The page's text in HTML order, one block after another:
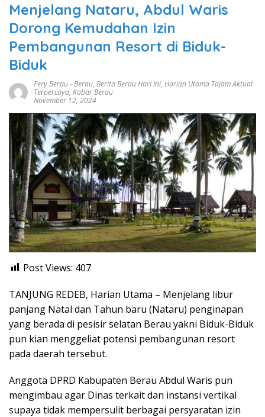
Menjelang Nataru, Abdul Waris
Dorong Kemudahan Izin
Pembangunan Resort di Biduk-
Biduk
Fery Berau-Berau, Berita Berau Hari Ini, Harian Utama Tajam Aktual
Terpercaya, Kabar Berau
November 12, 2024
Post Views: 407
TANJUNG REDEB, Harian Utama – Menjelang libur
panjang Natal dan Tahun baru (Nataru) penginapan
yang berada di pesisir selatan Berau yakni Biduk-Biduk
pun kian menggeliat potensi pembangunan resort
pada daerah tersebut.
Anggota DPRD Kabupaten Berau Abdul Waris pun
mengimbau agar Dinas terkait dan instansi vertikal
supaya tidak mempersulit berbagai persyaratan izin